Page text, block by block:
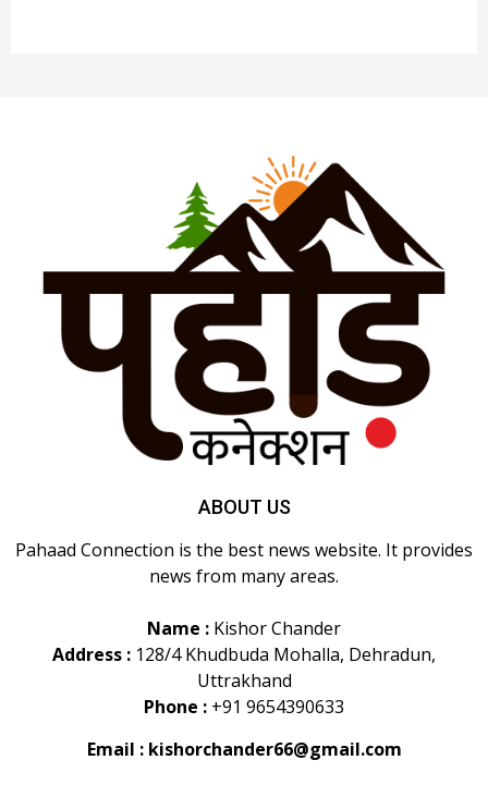
ABOUT US
Pahaad Connection is the best news website. It provides
news from many areas.
Name : Kishor Chander
Address : 128/4 Khudbuda Mohalla, Dehradun,
Uttrakhand
Phone : +91 9654390633
Email : kishorchander66@gmail.com